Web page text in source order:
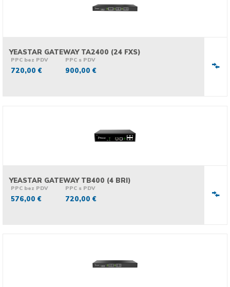
YEASTAR GATEWAY TA2400 (24 FXS)
PPC bez PDV
720,00 €
PPC s PDV
900,00 €
YEASTAR GATEWAY TB400 (4 BRI)
PPC bez PDV
576,00 €
PPC s PDV
720,00 €